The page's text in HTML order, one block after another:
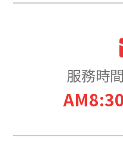
服務時